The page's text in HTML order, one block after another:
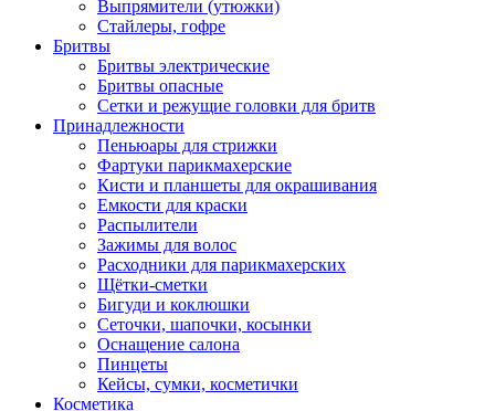
Выпрямители (утюжки)
Стайлеры, гофре
Бритвы
Бритвы электрические
Бритвы опасные
Сетки и режущие головки для бритв
Принадлежности
Пеньюары для стрижки
Фартуки парикмахерские
Кисти и планшеты для окрашивания
Емкости для краски
Распылители
Зажимы для волос
Расходники для парикмахерских
Щётки-сметки
Бигуди и коклюшки
Сеточки, шапочки, косынки
Оснащение салона
Пинцеты
Кейсы, сумки, косметички
Косметика